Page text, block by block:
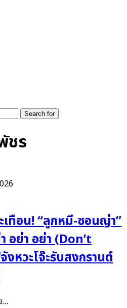
Search for
ชร
ทือน! “ลูกหมี-ซอนญ่า”
อย่า อย่า (Don’t
งหวะโจ๊ะรับสงกรานต์
…